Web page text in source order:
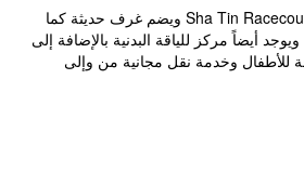
يقع الفندق بالقرب من Sha Tin Racecourse ويضم غرف حديثة كما
أيضاً مركز للياقة البدنية بالإضافة إلى
للأطفال وخدمة نقل مجانية من وإلى